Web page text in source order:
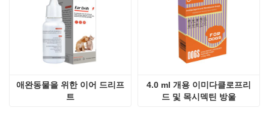
애완동물을 위한 이어 드리프
트
4.0 ml 개용 이미다클로프리
드 및 목시덱틴 방울